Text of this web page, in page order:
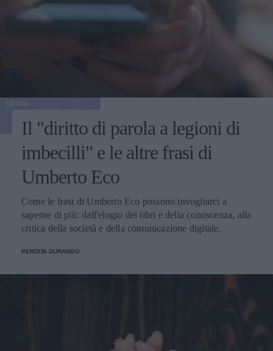
Il "diritto di parola a legioni di
imbecilli" e le altre frasi di
Umberto Eco
Come le frasi di Umberto Eco possono invogliarci a
saperne di più: dall'elogio dei libri e della conoscenza, alla
critica della società e della comunicazione digitale.
PERDITA DURANGO